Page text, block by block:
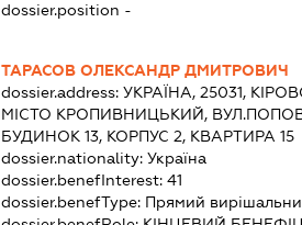
dossier.position -
ТАРАСОВ ОЛЕКСАНДР ДМИТРОВИЧ
dossier.address:УКРАЇНА, 25031,
МІСТО КРОПИВНИЦЬКИЙ,
БУДИНОК 13, КОРПУС 2, КВАРТИРА 15
dossier.nationality:Україна
dossier.benefInterest:41
dossier.benefType: Прямий